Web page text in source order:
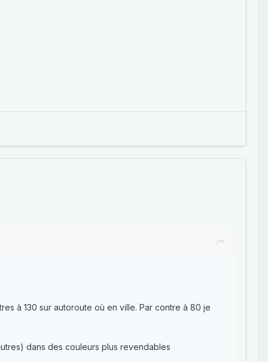
à 130 sur autoroute où en ville. Par contre à 80 je
dans des couleurs plus revendables